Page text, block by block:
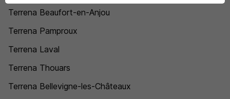
Terrena Beaufort-en-Anjou
Terrena Pamproux
Terrena Laval
Terrena Thouars
Terrena Bellevigne-les-Châteaux